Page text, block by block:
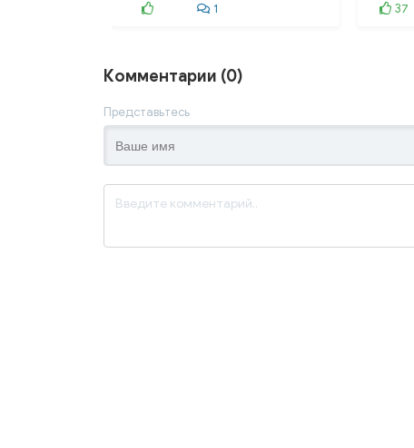
1
37
Комментарии (0)
Представьтесь